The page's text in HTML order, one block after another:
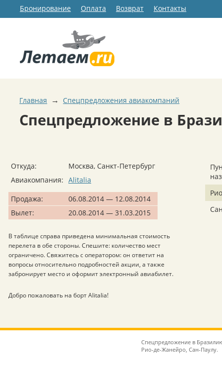
Бронирование Оплата Возврат Контакты
Главная → Спецпредложения авиакомпаний
Спецпредложение в
Откуда:
Москва, Санкт-Петербург
Авиакомпания: Alitalia
Продажа:
06.08.2014 — 12.08.2014
Вылет:
20.08.2014 — 31.03.2015
В таблице справа приведена минимальная стоимость
перелета в обе стороны. Спешите: количество мест
ограничено. Свяжитесь с оператором: он ответит на
вопросы относительно подробностей акции, а также
забронирует место и оформит электронный авиабилет.
Добро пожаловать на борт Alitalia!
Спецпредложение в
Рио-де-Жанейро, Сан-Паулу.